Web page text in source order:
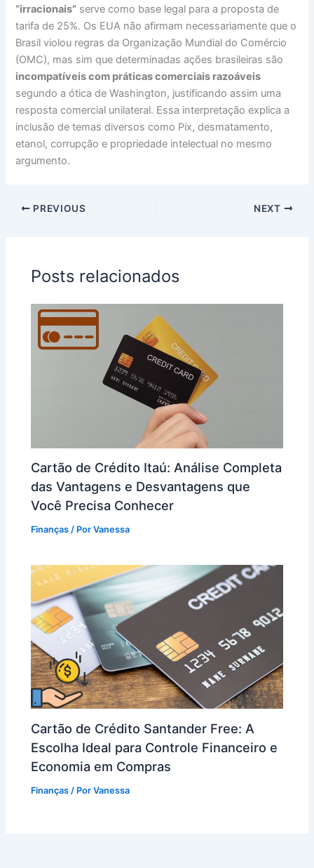
“irracionais” serve como base legal para a proposta de
tarifa de 25%. Os EUA não afirmam necessariamente que o
Brasil violou regras da Organização Mundial do Comércio
(OMC), mas sim que determinadas ações brasileiras são
incompatíveis com práticas comerciais razoáveis
segundo a ótica de Washington, justificando assim uma
resposta comercial unilateral. Essa interpretação explica a
inclusão de temas diversos como Pix, desmatamento,
etanol, corrupção e propriedade intelectual no mesmo
argumento.
PREVIOUS NEXT
Posts relacionados
Cartão de Crédito Itaú: Análise Completa
das Vantagens e Desvantagens que
Você Precisa Conhecer
Finanças / PorVanessa
Cartão de Crédito Santander Free: A
Escolha Ideal para Controle Financeiro e
Economia em Compras
Finanças / PorVanessa